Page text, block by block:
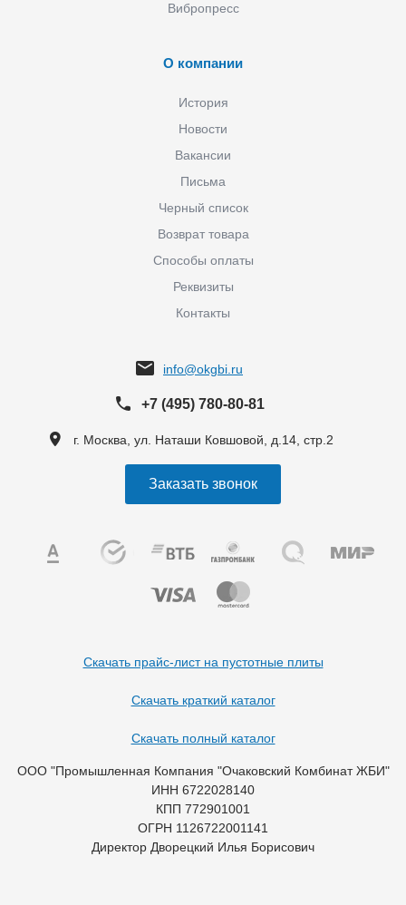
Вибропресс
О компании
История
Новости
Вакансии
Письма
Черный список
Возврат товара
Способы оплаты
Реквизиты
Контакты
info@okgbi.ru
+7 (495) 780-80-81
г. Москва, ул. Наташи Ковшовой, д.14, стр.2
Заказать звонок
Скачать прайс-лист на пустотные плиты
Скачать краткий каталог
Скачать полный каталог
ООО "Промышленная Компания "Очаковский Комбинат ЖБИ"
ИНН 6722028140
КПП 772901001
ОГРН 1126722001141
Директор Дворецкий Илья Борисович